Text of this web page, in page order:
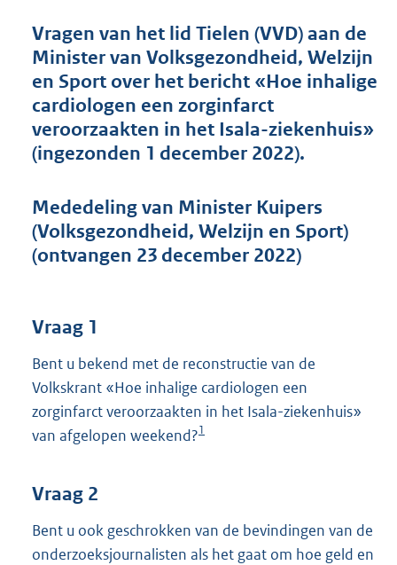
d
s
g
r
o
t
:
3
9
Vragen van het lid Tielen (VVD) aan de
Minister van Volksgezondheid, Welzijn
en Sport over het bericht «Hoe inhalige
cardiologen een zorginfarct
veroorzaakten in het Isala-ziekenhuis»
(ingezonden 1 december 2022).
Mededeling van Minister Kuipers
(Volksgezondheid, Welzijn en Sport)
(ontvangen 23 december 2022)
Vraag 1
Bent u bekend met de reconstructie van de
Volkskrant «Hoe inhalige cardiologen een
zorginfarct veroorzaakten in het Isala-ziekenhuis»
van afgelopen weekend?1
Vraag 2
Bent u ook geschrokken van de bevindingen van de
onderzoeksjournalisten als het gaat om hoe geld en